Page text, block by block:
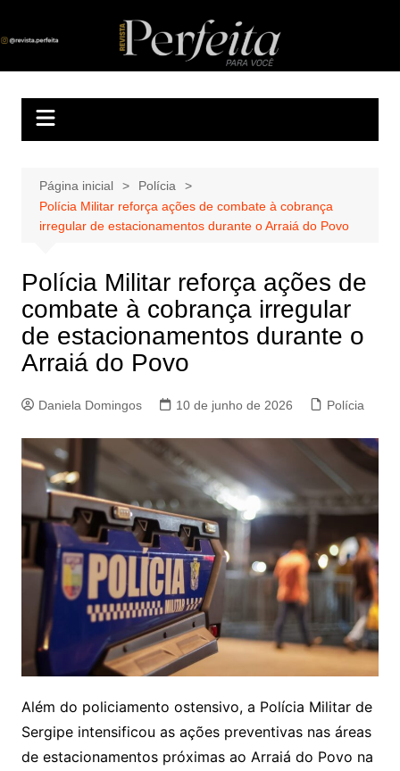
Revista Perfeita
A melhor revista eletrônica do interior de Sergipe
Página inicial
Polícia
Polícia Militar reforça ações de combate à cobrança
irregular de estacionamentos durante o Arraiá do Povo
Polícia Militar reforça ações de
combate à cobrança irregular
de estacionamentos durante o
Arraiá do Povo
Daniela Domingos 10 de junho de 2026 Polícia
Além do policiamento ostensivo, a Polícia Militar de
Sergipe intensificou as ações preventivas nas áreas
de estacionamentos próximas ao Arraiá do Povo na